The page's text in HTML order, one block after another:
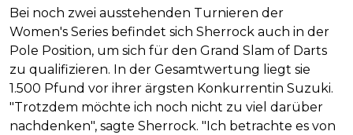
Bei noch zwei ausstehenden Turnieren der
Women's Series befindet sich Sherrock auch in der
Pole Position, um sich für den Grand Slam of Darts
zu qualifizieren. In der Gesamtwertung liegt sie
1.500 Pfund vor ihrer ärgsten Konkurrentin Suzuki.
"Trotzdem möchte ich noch nicht zu viel darüber
nachdenken", sagte Sherrock. "Ich betrachte es von